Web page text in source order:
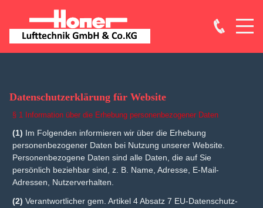
Datenschutzerklärung für Website
§ 1 Information über die Erhebung personenbezogener Daten
(1) Im Folgenden informieren wir über die Erhebung
personenbezogener Daten bei Nutzung unserer Website.
Personenbezogene Daten sind alle Daten, die auf Sie
persönlich beziehbar sind, z. B. Name, Adresse, E-Mail-
Adressen, Nutzerverhalten.
(2) Verantwortlicher gem. Artikel 4 Absatz 7 EU-Datenschutz-